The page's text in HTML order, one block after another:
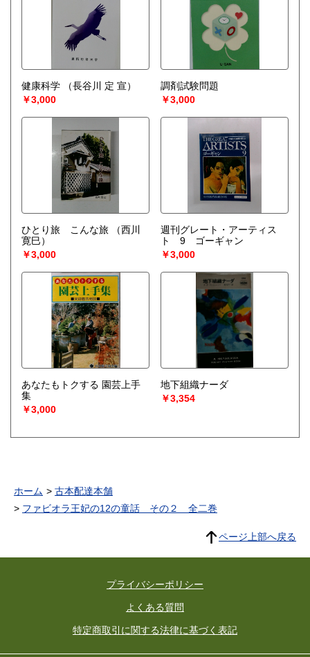
健康科学
（長谷川 定 宣）
￥3,000
調剤試験問題
￥3,000
ひとり旅 こんな旅
（西川
寛巳）
￥3,000
週刊グレート・アーティス
ト 9 ゴーギャン
￥3,000
あなたもトクする 園芸上手
集
￥3,000
地下組織ナーダ
￥3,354
ホーム
古本配達本舗
ファビオラ王妃の12の童話 その２ 全二巻
ページ上部へ戻る
プライバシーポリシー
よくある質問
特定商取引に関する法律に基づく表記